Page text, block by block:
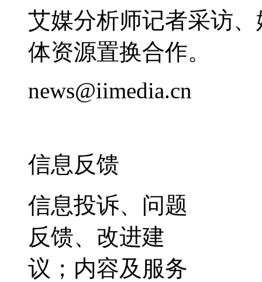
艾媒分析师记者采访
体资源置换合作。
news@iimedia.cn
信息反馈
信息投诉、问题
反馈、改进建
议；内容及服务